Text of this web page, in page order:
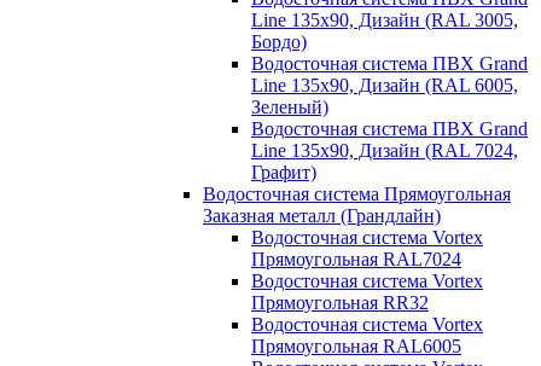
Line 135х90, Дизайн (RAL 3005,
Бордо)
Водосточная система ПВХ Grand
Line 135х90, Дизайн (RAL 6005,
Зеленый)
Водосточная система ПВХ Grand
Line 135х90, Дизайн (RAL 7024,
Графит)
Водосточная система Прямоугольная
Заказная металл (Грандлайн)
Водосточная система Vortex
Прямоугольная RAL7024
Водосточная система Vortex
Прямоугольная RR32
Водосточная система Vortex
Прямоугольная RAL6005